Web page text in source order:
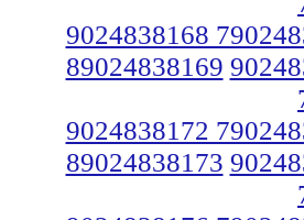
9024838168
89024838169
9024838172
89024838173